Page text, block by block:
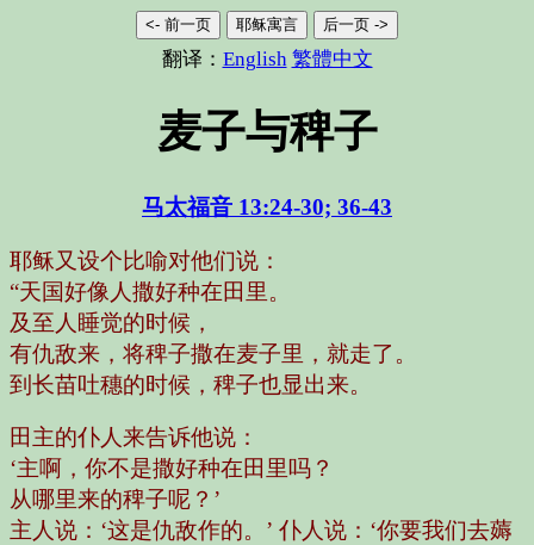
<- 前一页 耶稣寓言 后一页 ->
翻译： English 繁體中文
麦子与稗子
马太福音 13:24-30; 36-43
耶稣又设个比喻对他们说：
“天国好像人撒好种在田里。
及至人睡觉的时候，
有仇敌来，将稗子撒在麦子里，就走了。
到长苗吐穗的时候，稗子也显出来。
田主的仆人来告诉他说：
‘主啊，你不是撒好种在田里吗？
从哪里来的稗子呢？’
主人说：‘这是仇敌作的。’ 仆人说：‘你要我们去薅